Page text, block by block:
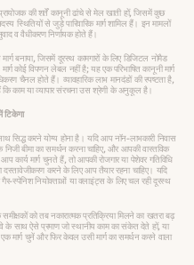
की शर्तें कानूनी ढांचे से मेल खाती हों, जिसमें कुछ
स्थितियों से जुड़े पारिवारिक मार्ग शामिल हैं। इन मामलों
व वैधीकरण निर्णायक होते हैं।
बनाया, जिसमें दूरस्थ कामगारों के लिए डिजिटल नोमैड
कोई विपणन लेबल नहीं है; यह एक परिभाषित कानूनी मार्ग
चैनल होते हैं। व्यावहारिक लाभ मानदंडों की स्पष्टता है,
काम या व्यापार संरचना उस श्रेणी के अनुकूल है।
टिकेगा
सिद्ध करने योग्य होना है। यदि आप नॉन-लाभकारी निवास
बीमा का समर्थन करना चाहिए, और आपकी वास्तविक
कार्य मार्ग चुनते हैं, तो आपकी रोजगार या पेशेवर गतिविधि
दस्तावेजीकरण करने के लिए आप तैयार रहना चाहिए। यदि
स्पेनिश नियोक्ताओं या क्लाइंट्स के लिए चल रही दूरस्थ
को तब नकारात्मक प्रतिक्रिया मिलने का खतरा बढ़
के साथ ऐसे प्रमाण जो स्थानीय काम का संकेत देते हों, या
मार्ग चुनें और फिर केवल उसी मार्ग का समर्थन करने वाला